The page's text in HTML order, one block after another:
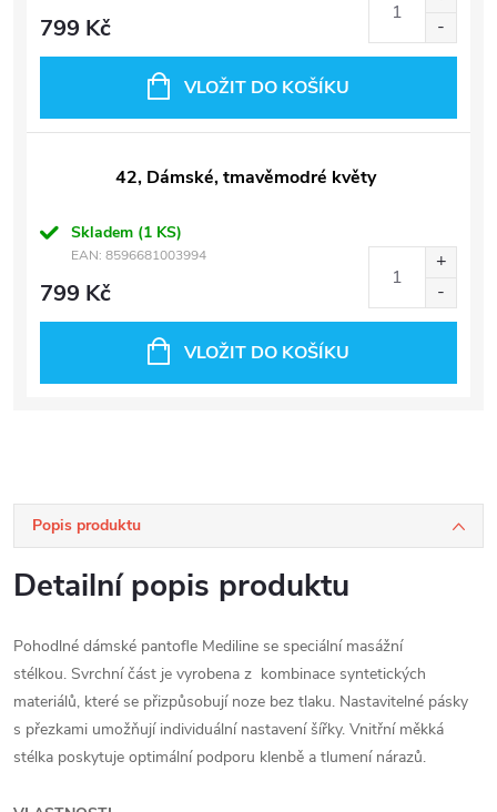
799 Kč
VLOŽIT DO KOŠÍKU
42, Dámské, tmavěmodré květy
Skladem (1 KS)
EAN: 8596681003994
799 Kč
VLOŽIT DO KOŠÍKU
Popis produktu
Detailní popis produktu
Pohodlné dámské pantofle Mediline se speciální masážní
stélkou. Svrchní část je vyrobena z kombinace syntetických
materiálů, které se přizpůsobují noze bez tlaku. Nastavitelné pásky
s přezkami umožňují individuální nastavení šířky. Vnitřní měkká
stélka poskytuje optimální podporu klenbě a tlumení nárazů.